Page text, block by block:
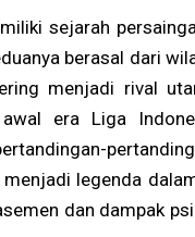
sejarah
berasal dari
menjadi rival
era Liga
legenda
dan dampak